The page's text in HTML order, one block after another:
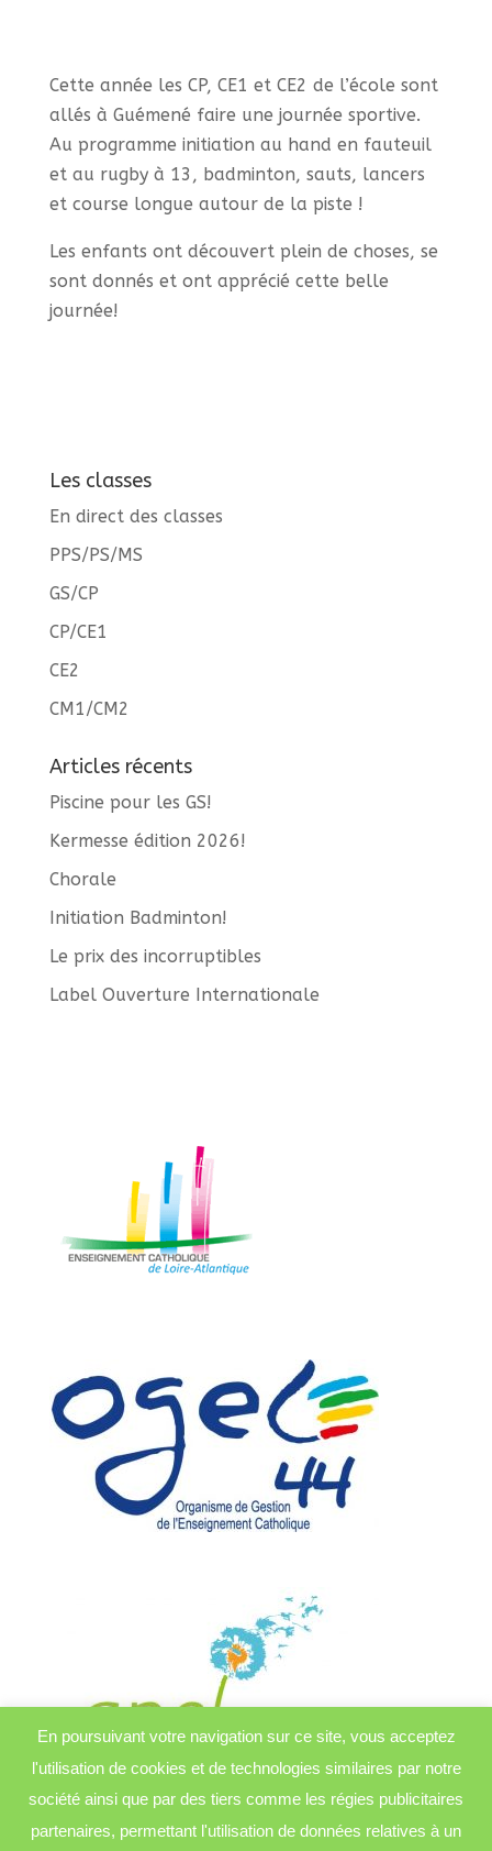
Cette année les CP, CE1 et CE2 de l’école sont
allés à Guémené faire une journée sportive.
Au programme initiation au hand en fauteuil
et au rugby à 13, badminton, sauts, lancers
et course longue autour de la piste !
Les enfants ont découvert plein de choses, se
sont donnés et ont apprécié cette belle
journée!
Les classes
En direct des classes
PPS/PS/MS
GS/CP
CP/CE1
CE2
CM1/CM2
Articles récents
Piscine pour les GS!
Kermesse édition 2026!
Chorale
Initiation Badminton!
Le prix des incorruptibles
Label Ouverture Internationale
En poursuivant votre navigation sur ce site, vous acceptez
l'utilisation de cookies et de technologies similaires par notre
société ainsi que par des tiers comme les régies publicitaires
partenaires, permettant l'utilisation de données relatives à un